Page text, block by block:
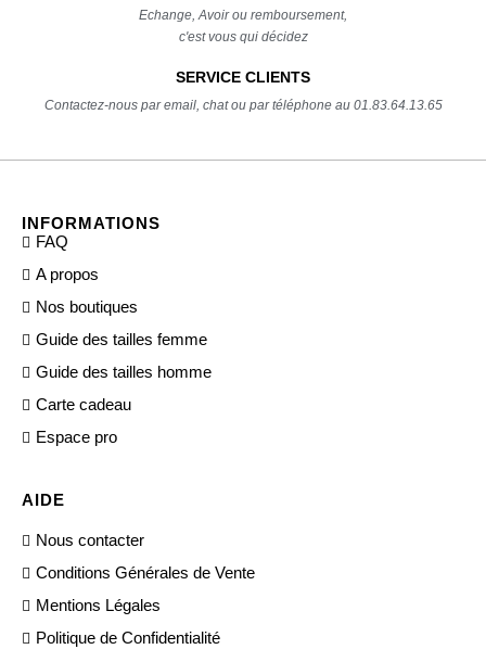
Echange, Avoir ou remboursement,
c'est vous qui décidez
SERVICE CLIENTS
Contactez-nous par email, chat ou par téléphone au 01.83.64.13.65
INFORMATIONS
FAQ
A propos
Nos boutiques
Guide des tailles femme
Guide des tailles homme
Carte cadeau
Espace pro
AIDE
Nous contacter
Conditions Générales de Vente
Mentions Légales
Politique de Confidentialité